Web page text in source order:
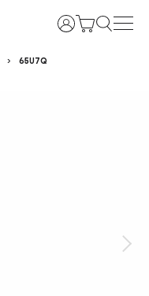
Prijava
65U7Q